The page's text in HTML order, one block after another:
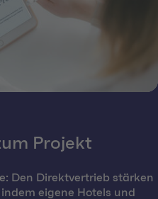
Projekt
Den Direktvertrieb stärken
eigene Hotels und